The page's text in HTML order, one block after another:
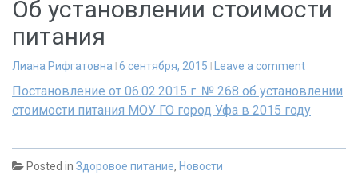
Об установлении стоимости
питания
Лиана Рифгатовна 6 сентября, 2015 Leave a comment
Постановление от 06.02.2015 г. № 268 об установлении
стоимости питания МОУ ГО город Уфа в 2015 году
Posted in Здоровое питание, Новости